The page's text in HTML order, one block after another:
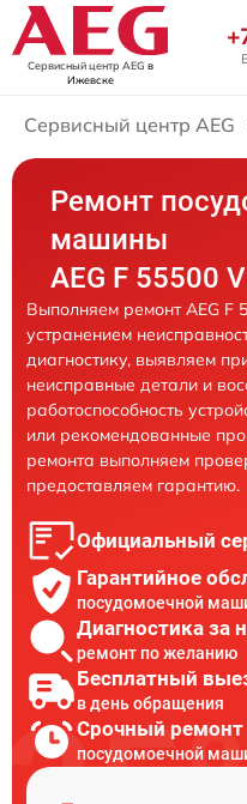
Сервисный центр AEG в
Ижевске
Сервисный центр AEG
Ремонт
машины
AEG F 55500
Выполняем ремонт AEG F
устранением
диагностику, выявляем
неисправные детали и
работоспособность
или рекомендованные
ремонта выполняем
предоставляем гарантию.
Официальный
Гарантийное
посудомоечной
Диагностика за
ремонт по желанию
Бесплатный
в день обращения
Срочный ремонт
посудомоечной